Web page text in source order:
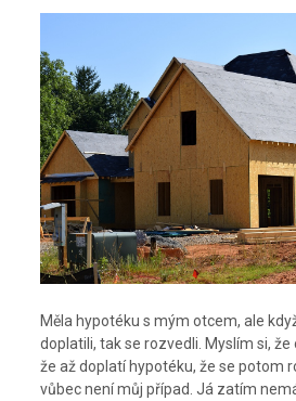
Měla hypotéku s mým otcem, ale
doplatili, tak se rozvedli. Myslím si, že
že až doplatí hypotéku, že se potom
vůbec není můj případ. Já zatím